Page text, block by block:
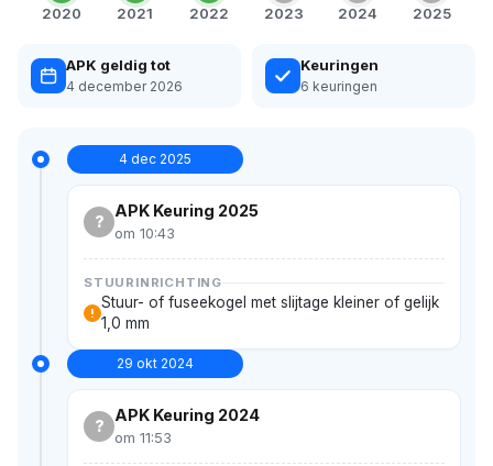
2020 2021 2022 2023 2024 2025
APK geldig tot
4 december 2026
Keuringen
6 keuringen
4 dec 2025
?
APK Keuring 2025
om 10:43
STUURINRICHTING
!
Stuur- of fuseekogel met slijtage kleiner of gelijk
1,0 mm
29 okt 2024
?
APK Keuring 2024
om 11:53